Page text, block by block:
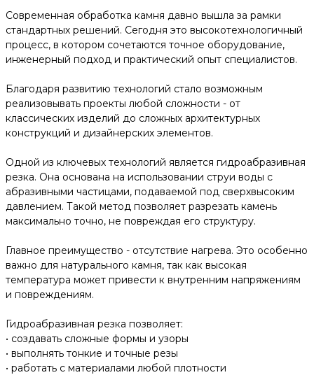
Современная обработка камня давно вышла за рамки
стандартных решений. Сегодня это высокотехнологичный
процесс, в котором сочетаются точное оборудование,
инженерный подход и практический опыт специалистов.
Благодаря развитию технологий стало возможным
реализовывать проекты любой сложности - от
классических изделий до сложных архитектурных
конструкций и дизайнерских элементов.
Одной из ключевых технологий является гидроабразивная
резка. Она основана на использовании струи воды с
абразивными частицами, подаваемой под сверхвысоким
давлением. Такой метод позволяет разрезать камень
максимально точно, не повреждая его структуру.
Главное преимущество - отсутствие нагрева. Это особенно
важно для натурального камня, так как высокая
температура может привести к внутренним напряжениям
и повреждениям.
Гидроабразивная резка позволяет:
• создавать сложные формы и узоры
• выполнять тонкие и точные резы
• работать с материалами любой плотности